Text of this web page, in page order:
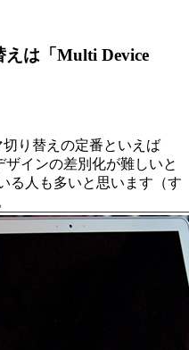
えは「Multi Device
切り替えの定番といえば
ザインの差別化が難しいと
る人も多いと思います（す